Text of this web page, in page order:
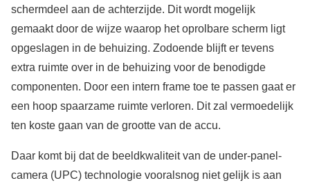
schermdeel aan de achterzijde. Dit wordt mogelijk
gemaakt door de wijze waarop het oprolbare scherm ligt
opgeslagen in de behuizing. Zodoende blijft er tevens
extra ruimte over in de behuizing voor de benodigde
componenten. Door een intern frame toe te passen gaat er
een hoop spaarzame ruimte verloren. Dit zal vermoedelijk
ten koste gaan van de grootte van de accu.
Daar komt bij dat de beeldkwaliteit van de under-panel-
camera (UPC) technologie vooralsnog niet gelijk is aan